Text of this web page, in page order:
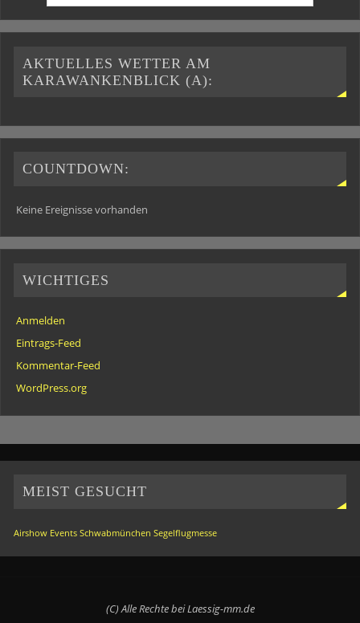
AKTUELLES WETTER AM
KARAWANKENBLICK (A):
COUNTDOWN:
Keine Ereignisse vorhanden
WICHTIGES
Anmelden
Eintrags-Feed
Kommentar-Feed
WordPress.org
MEIST GESUCHT
Airshow Events Schwabmünchen Segelflugmesse
(C) Alle Rechte bei Laessig-mm.de